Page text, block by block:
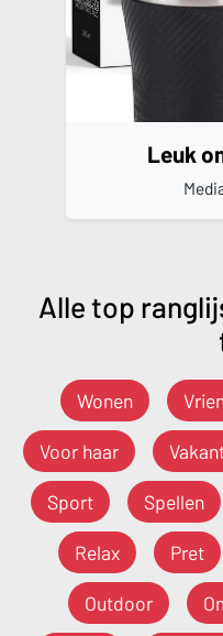
Leuk
Alle top
Wonen
Voor haar
Sport Spellen
Relax Pret
Outdoor